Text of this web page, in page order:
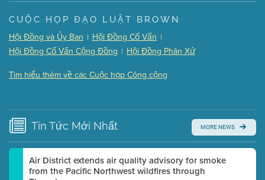
Presentation (Part 1 of 3) (5 Mb PDF , 87 pgs )
Presentation (Part 2 of 3) (121 Kb PDF , 2 pgs )
Presentation (Part 3 of 3) (168 Kb PDF , 3 pgs )
Meeting Details
Submit a comment
time.
Watch for real-time closed captioning with agenda
Learn more
CUỘC HỌP ĐẠO LUẬT BROWN
Hội Đồng và Ủy Ban | Hội Đồng Cố Vấn |
Hội Đồng Cố Vấn Cộng Đồng | Hội Đồng Phân Xử
Tìm hiểu thêm về các Cuộc họp Công cộng
Tin Tức Mới Nhất MORE NEWS
Air District extends air quality advisory for smoke
from the Pacific Northwest wildfires through